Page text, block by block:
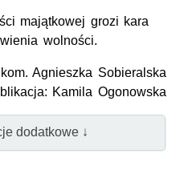
majątkowej grozi kara
wolności.
Agnieszka Sobieralska
Kamila Ogonowska
dodatkowe ↓